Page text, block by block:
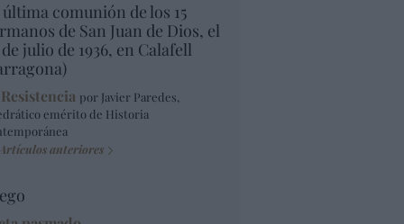
comunión de los 15
de San Juan de Dios, el
julio de 1936, en Calafell
por Javier Paredes,
emérito de Historia
Artículos anteriores